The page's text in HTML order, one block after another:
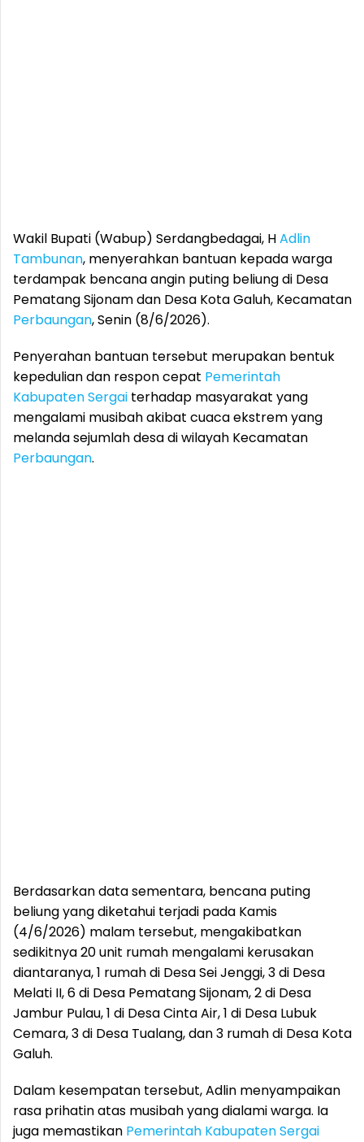
Wakil Bupati (Wabup) Serdangbedagai, HAdlin
Tambunan, menyerahkan bantuan kepada warga
terdampak bencana angin puting beliung di Desa
Pematang Sijonam dan Desa Kota Galuh, Kecamatan
Perbaungan, Senin (8/6/2026).
Penyerahan bantuan tersebut merupakan bentuk
kepedulian dan respon cepat Pemerintah
Kabupaten Sergai terhadap masyarakat yang
mengalami musibah akibat cuaca ekstrem yang
melanda sejumlah desa di wilayah Kecamatan
Perbaungan.
Berdasarkan data sementara, bencana puting
beliung yang diketahui terjadi pada Kamis
(4/6/2026) malam tersebut, mengakibatkan
sedikitnya 20 unit rumah mengalami kerusakan
diantaranya, 1 rumah di Desa Sei Jenggi, 3 di Desa
Melati II, 6 di Desa Pematang Sijonam, 2 di Desa
Jambur Pulau, 1 di Desa Cinta Air, 1 di Desa Lubuk
Cemara, 3 di Desa Tualang, dan 3 rumah di Desa Kota
Galuh.
Dalam kesempatan tersebut, Adlin menyampaikan
rasa prihatin atas musibah yang dialami warga. Ia
juga memastikan Pemerintah Kabupaten Sergai